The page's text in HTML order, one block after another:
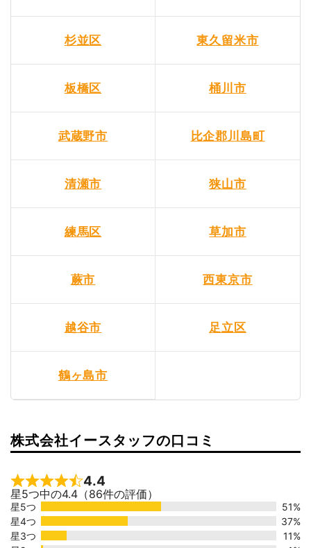
杉並区 東久留米市
板橋区 桶川市
武蔵野市 比企郡川島町
清瀬市 狭山市
練馬区 草加市
蕨市 西東京市
越谷市 足立区
鶴ヶ島市
株式会社イースタッフの口コミ
Rated 4.4 out of 5
4.4
星5つ中の4.4（86件の評価）
星5つ
51%
星4つ
37%
星3つ
11%